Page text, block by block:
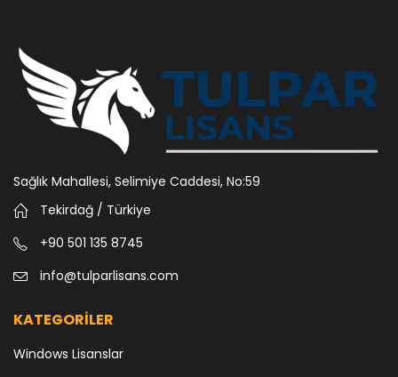
Sağlık Mahallesi, Selimiye Caddesi, No:59
Tekirdağ / Türkiye
+90 501 135 8745
info@tulparlisans.com
KATEGORİLER
Windows Lisanslar